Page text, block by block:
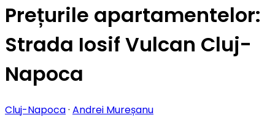
Prețurile apartamentelor:
Strada Iosif Vulcan Cluj-
Napoca
Cluj-Napoca· Andrei Mureșanu